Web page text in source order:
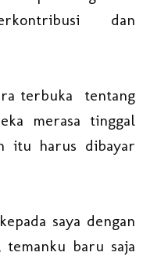
dan
terbuka tentang
merasa tinggal
itu harus dibayar
saya dengan
temanku baru saja